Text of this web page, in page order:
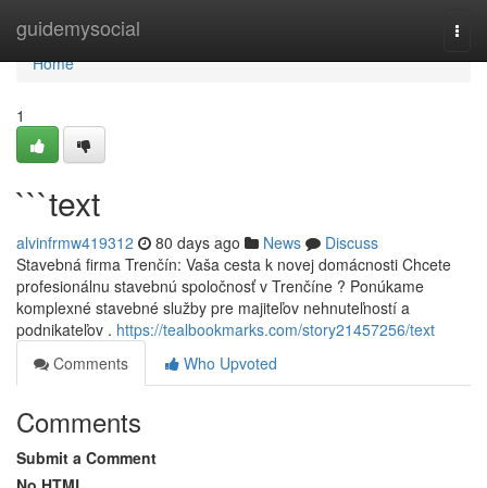
guidemysocial
Home
Home
1
```text
alvinfrmw419312 80 days ago News
Discuss
Stavebná firma Trenčín: Vaša cesta k novej domácnosti Chcete
profesionálnu stavebnú spoločnosť v Trenčíne ? Ponúkame
komplexné stavebné služby pre majiteľov nehnuteľností a
podnikateľov . https://tealbookmarks.com/story21457256/text
Comments
Who Upvoted
Comments
Submit a Comment